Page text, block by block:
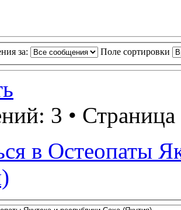
за: Поле сортировки
3 • Страница
в Остеопаты